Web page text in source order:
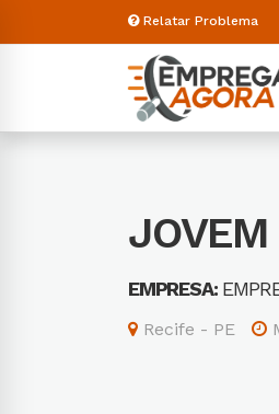
Relatar Problema
EMPRESA:
Recife - PE